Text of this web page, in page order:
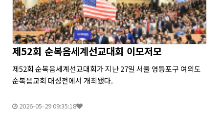
제52회 순복음세계선교대회 이모저모
제52회 순복음세계선교대회가 지난 27일 서울 영등포구 여의도
순복음교회 대성전에서 개최됐다.
2026-05-29 09:35:18